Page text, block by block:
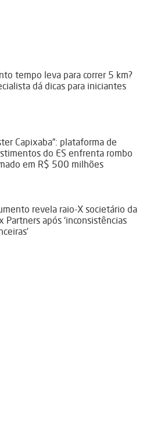
tempo leva para correr 5 km?
dá dicas para iniciantes
Capixaba”: plataforma de
do ES enfrenta rombo
em R$ 500 milhões
revela raio-X societário da
Partners após ‘inconsistências